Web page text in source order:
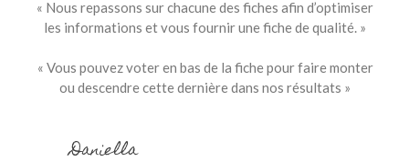
« Nous repassons sur chacune des fiches afin d’optimiser
les informations et vous fournir une fiche de qualité. »
« Vous pouvez voter en bas de la fiche pour faire monter
ou descendre cette dernière dans nos résultats »
Daniella